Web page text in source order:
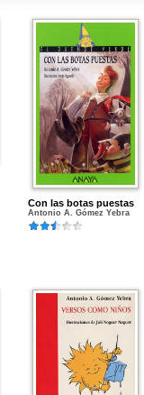
Con las botas puestas
Antonio A. Gómez Yebra